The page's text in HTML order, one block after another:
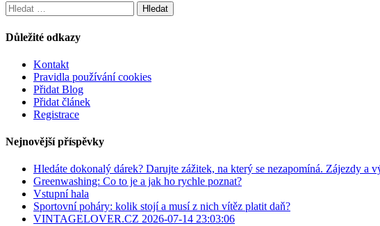
Vyhledávání
Důležité odkazy
Kontakt
Pravidla používání cookies
Přidat Blog
Přidat článek
Registrace
Nejnovější příspěvky
Hledáte dokonalý dárek? Darujte zážitek, na který se nezapomíná. Zájezdy a
Greenwashing: Co to je a jak ho rychle poznat?
Vstupní hala
Sportovní poháry: kolik stojí a musí z nich vítěz platit daň?
VINTAGELOVER.CZ 2026-07-14 23:03:06